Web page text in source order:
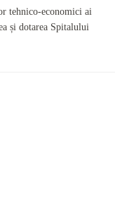
tehnico-economici ai
și dotarea Spitalului